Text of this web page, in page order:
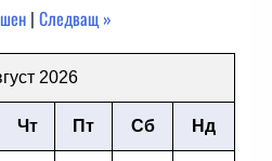
| Следващ »
2026
Чт Пт Сб Нд